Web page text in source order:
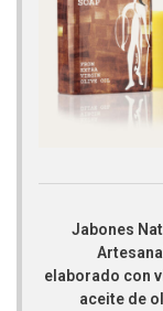
Jabones
elaborado con
aceite de